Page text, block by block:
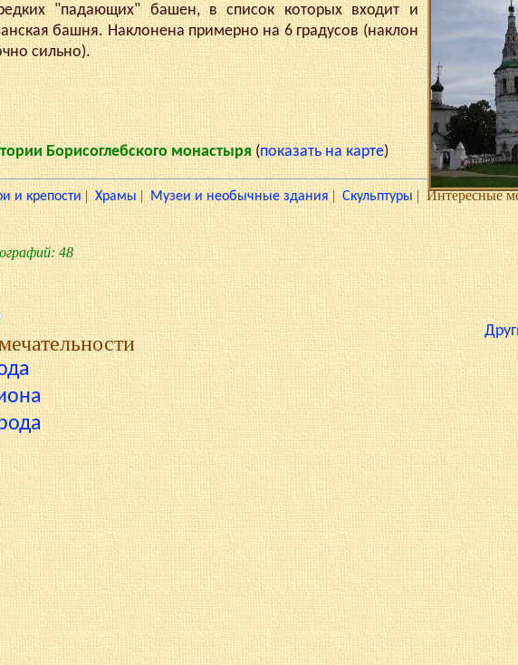
"падающих" башен, в список которых входит и
башня. Наклонена примерно на 6 градусов (наклон
сильно).
Борисоглебского монастыря (показать на карте)
и крепости | Храмы | Музеи и необычные здания | Скульптуры | Интересные
48